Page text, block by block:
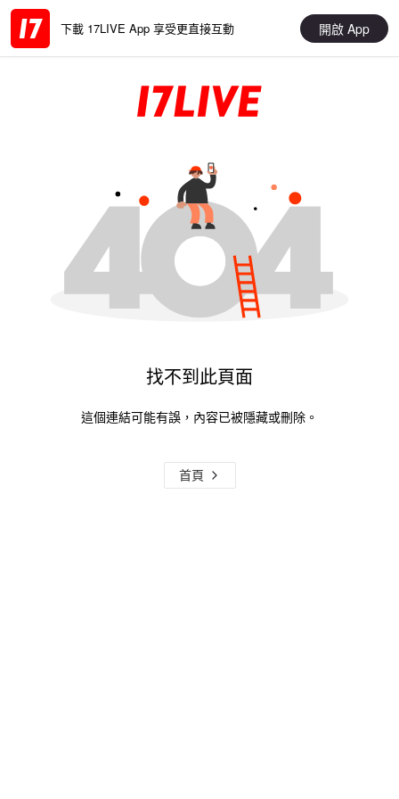
下載 17LIVE App 享受更直接互動 開啟 App
找不到此頁面
這個連結可能有誤，內容已被隱藏或刪除。
首頁